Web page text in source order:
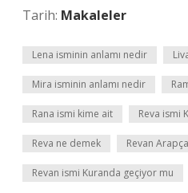
Tarih: Makaleler
Lena isminin anlamı nedir
Mira isminin anlamı nedir
Rana ismi kime ait Reva ismi
Reva ne demek Revan
Revan ismi Kuranda geçiyor mu